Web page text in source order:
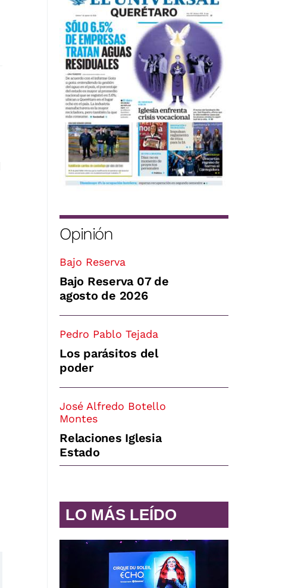
Opinión
Bajo Reserva
Bajo Reserva 07 de
agosto de 2026
Pedro Pablo Tejada
Los parásitos del
poder
José Alfredo Botello
Montes
Relaciones Iglesia
Estado
LO MÁS LEÍDO